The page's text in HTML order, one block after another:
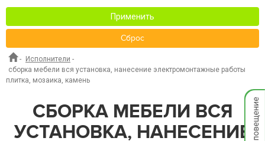
Применить
Сброс
- Исполнители -
сборка мебели вся установка, нанесение электромонтажные работы
плитка, мозаика, камень
СБОРКА МЕБЕЛИ ВСЯ
УСТАНОВКА, НАНЕСЕНИЕ